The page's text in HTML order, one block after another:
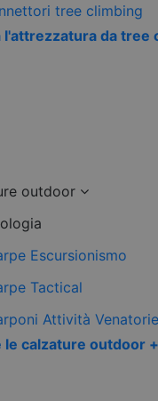
tree climbing
l'attrezzatura da tree
outdoor
Escursionismo
Tactical
Attività Venatorie
le calzature outdoor +